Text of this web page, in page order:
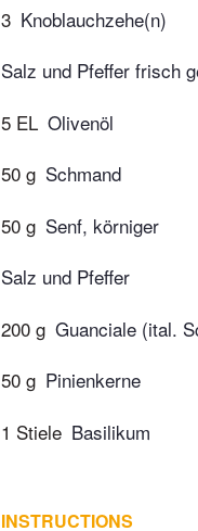
3 Knoblauchzehe(n)
Salz und Pfeffer frisch
5 EL Olivenöl
50 g Schmand
50 g Senf, körniger
Salz und Pfeffer
200 g Guanciale (ital.
50 g Pinienkerne
1 Stiele Basilikum
INSTRUCTIONS